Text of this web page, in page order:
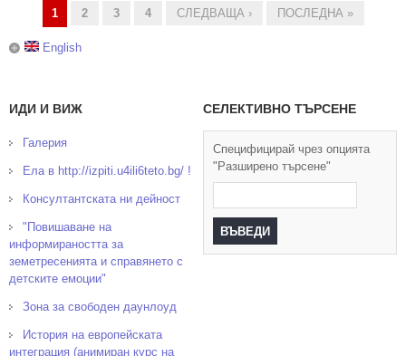
Страници
1 2 3 4 СЛЕДВАЩА › ПОСЛЕДНА »
English
ИДИ И ВИЖ
Галерия
Ела в http://izpiti.u4ili6teto.bg/ !
Консултантската ни дейност
"Повишаване на
информираността за
земетресенията и справянето с
детските емоции"
Зона за свободен даунлоуд
История на европейската
интеграция (анимиран курс на
СЕЛЕКТИВНО ТЪРСЕНЕ
Специфицирай чрез опцията
"Разширено търсене"